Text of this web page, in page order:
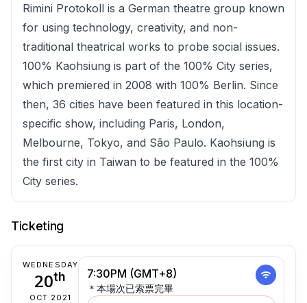
Rimini Protokoll is a German theatre group known
for using technology, creativity, and non-
traditional theatrical works to probe social issues.
100% Kaohsiung is part of the 100% City series,
which premiered in 2008 with 100% Berlin. Since
then, 36 cities have been featured in this location-
specific show, including Paris, London,
Melbourne, Tokyo, and São Paulo. Kaohsiung is
the first city in Taiwan to be featured in the 100%
City series.
Ticketing
WEDNESDAY
20th
OCT 2021
7:30PM (GMT+8)
＊本場次已索票完畢